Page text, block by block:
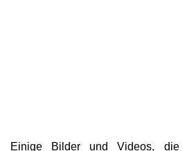
Einige Bilder und Videos, die